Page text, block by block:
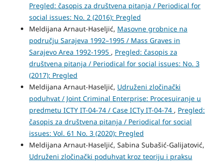
Pregled: časopis za društvena pitanja / Periodical for
social issues: No. 2 (2016): Pregled
Meldijana Arnaut-Haseljić, Masovne grobnice na
području Sarajeva 1992–1995 / Mass Graves in
Sarajevo Area 1992-1995 , Pregled: časopis za
društvena pitanja / Periodical for social issues: No. 3
(2017): Pregled
Meldijana Arnaut-Haseljić, Udruženi zločinački
poduhvat / Joint Criminal Enterprise: Procesuiranje u
predmetu ICTY IT-04-74 / Case ICTy IT-04-74 , Pregled:
časopis za društvena pitanja / Periodical for social
issues: Vol. 61 No. 3 (2020): Pregled
Meldijana Arnaut-Haseljić, Sabina Subašić-Galijatović,
Udruženi zločinački poduhvat kroz teoriju i praksu